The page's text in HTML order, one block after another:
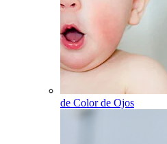
de Color de Ojos